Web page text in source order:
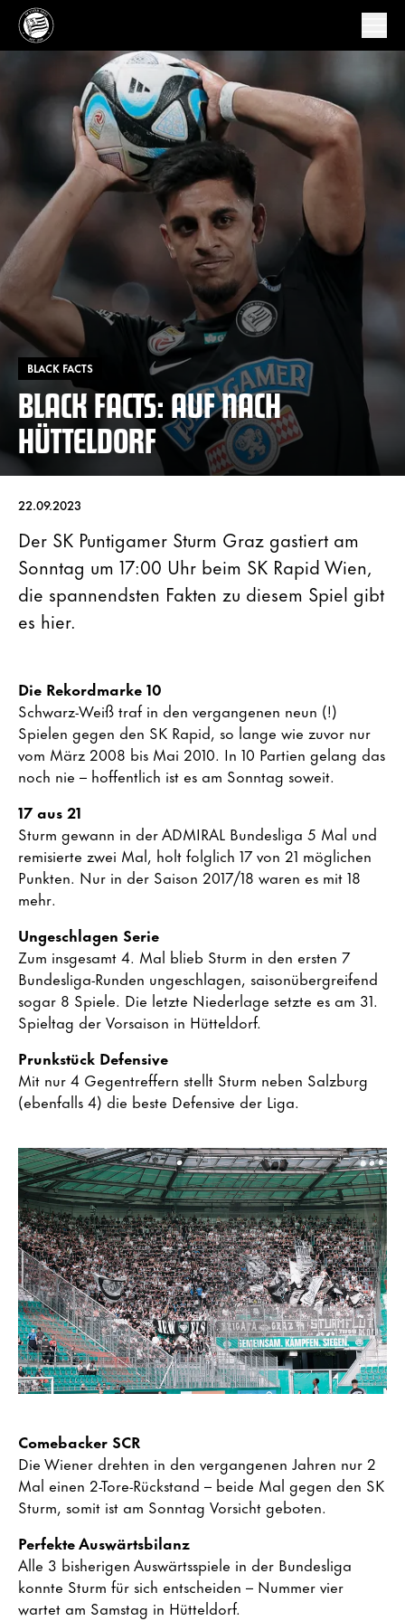
BLACK FACTS
BLACK FACTS: AUF NACH
HÜTTELDORF
22.09.2023
Der SK Puntigamer Sturm Graz gastiert am
Sonntag um 17:00 Uhr beim SK Rapid Wien,
die spannendsten Fakten zu diesem Spiel gibt
es hier.
Die Rekordmarke 10
Schwarz-Weiß traf in den vergangenen neun (!)
Spielen gegen den SK Rapid, so lange wie zuvor nur
vom März 2008 bis Mai 2010. In 10 Partien gelang das
noch nie – hoffentlich ist es am Sonntag soweit.
17 aus 21
Sturm gewann in der ADMIRAL Bundesliga 5 Mal und
remisierte zwei Mal, holt folglich 17 von 21 möglichen
Punkten. Nur in der Saison 2017/18 waren es mit 18
mehr.
Ungeschlagen Serie
Zum insgesamt 4. Mal blieb Sturm in den ersten 7
Bundesliga-Runden ungeschlagen, saisonübergreifend
sogar 8 Spiele. Die letzte Niederlage setzte es am 31.
Spieltag der Vorsaison in Hütteldorf.
Prunkstück Defensive
Mit nur 4 Gegentreffern stellt Sturm neben Salzburg
(ebenfalls 4) die beste Defensive der Liga.
Comebacker SCR
Die Wiener drehten in den vergangenen Jahren nur 2
Mal einen 2-Tore-Rückstand – beide Mal gegen den SK
Sturm, somit ist am Sonntag Vorsicht geboten.
Perfekte Auswärtsbilanz
Alle 3 bisherigen Auswärtsspiele in der Bundesliga
konnte Sturm für sich entscheiden – Nummer vier
wartet am Samstag in Hütteldorf.